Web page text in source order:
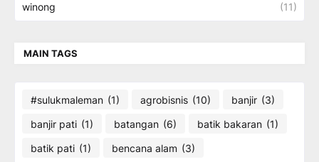
winong (11)
MAIN TAGS
#sulukmaleman (1) agrobisnis (10) banjir (3)
banjir pati (1) batangan (6) batik bakaran (1)
batik pati (1) bencana alam (3)